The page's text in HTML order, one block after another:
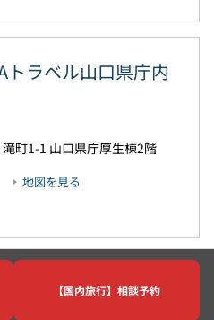
【国内旅行】相談予約
トラベル山口県庁内
滝町1-1 山口県庁厚生棟2階
地図を見る